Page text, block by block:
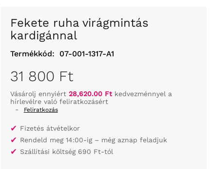
Fekete ruha virágmintás
kardigánnal
Termékkód: 07-001-1317-A1
31 800 Ft
Vásárolj ennyiért 28,620.00 Ftkedvezménnyel a
hírlevélre való feliratkozásért
-
Feliratkozás
✔ Fizetés átvételkor
✔ Rendeld meg 14:00-ig – még aznap feladjuk
✔ Szállítási költség 690 Ft-tól